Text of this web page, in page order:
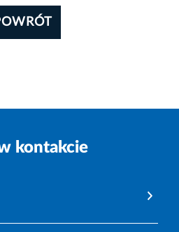
kontakcie